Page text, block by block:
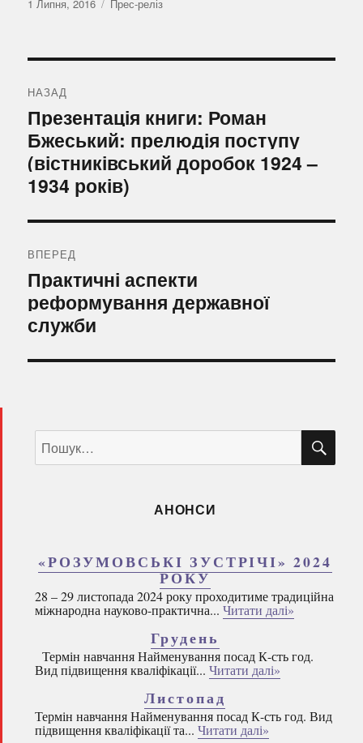
Оприлюднено
1 Липня, 2016 Категорії
Прес-реліз
записів
НАЗАД
Попередній
запис:
Презентація книги: Роман
Бжеський: прелюдія поступу
(вістниківський доробок 1924 –
1934 років)
ВПЕРЕД
Наступний
запис:
Практичні аспекти
реформування державної
служби
за
запитом:
АНОНСИ
«РОЗУМОВСЬКІ ЗУСТРІЧІ» 2024
РОКУ
28 – 29 листопада 2024 року проходитиме традиційна
міжнародна науково-практична... Читати далі»
Грудень
Термін навчання Найменування посад К-сть год.
Вид підвищення кваліфікації... Читати далі»
Листопад
Термін навчання Найменування посад К-сть год. Вид
підвищення кваліфікації та... Читати далі»